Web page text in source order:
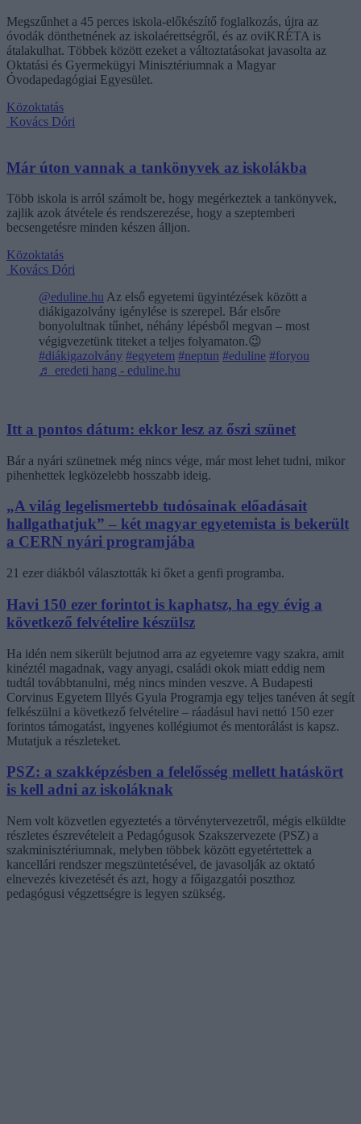
Megszűnhet a 45 perces iskola-előkészítő foglalkozás, újra az
óvodák dönthetnének az iskolaérettségről, és az oviKRÉTA is
átalakulhat. Többek között ezeket a változtatásokat javasolta az
Oktatási és Gyermekügyi Minisztériumnak a Magyar
Óvodapedagógiai Egyesület.
Közoktatás
Kovács Dóri
Már úton vannak a tankönyvek az iskolákba
Több iskola is arról számolt be, hogy megérkeztek a tankönyvek,
zajlik azok átvétele és rendszerezése, hogy a szeptemberi
becsengetésre minden készen álljon.
Közoktatás
Kovács Dóri
@eduline.hu Az első egyetemi ügyintézések között a
diákigazolvány igénylése is szerepel. Bár elsőre
bonyolultnak tűnhet, néhány lépésből megvan – most
végigvezetünk titeket a teljes folyamaton.😉
#diákigazolvány #egyetem #neptun #eduline #foryou
♬ eredeti hang - eduline.hu
Itt a pontos dátum: ekkor lesz az őszi szünet
Bár a nyári szünetnek még nincs vége, már most lehet tudni, mikor
pihenhettek legközelebb hosszabb ideig.
„A világ legelismertebb tudósainak előadásait
hallgathatjuk” – két magyar egyetemista is bekerült
a CERN nyári programjába
21 ezer diákból választották ki őket a genfi programba.
Havi 150 ezer forintot is kaphatsz, ha egy évig a
következő felvételire készülsz
Ha idén nem sikerült bejutnod arra az egyetemre vagy szakra, amit
kinéztél magadnak, vagy anyagi, családi okok miatt eddig nem
tudtál továbbtanulni, még nincs minden veszve. A Budapesti
Corvinus Egyetem Illyés Gyula Programja egy teljes tanéven át segít
felkészülni a következő felvételire – ráadásul havi nettó 150 ezer
forintos támogatást, ingyenes kollégiumot és mentorálást is kapsz.
Mutatjuk a részleteket.
PSZ: a szakképzésben a felelősség mellett hatáskört
is kell adni az iskoláknak
Nem volt közvetlen egyeztetés a törvénytervezetről, mégis elküldte
részletes észrevételeit a Pedagógusok Szakszervezete (PSZ) a
szakminisztériumnak, melyben többek között egyetértettek a
kancellári rendszer megszüntetésével, de javasolják az oktató
elnevezés kivezetését és azt, hogy a főigazgatói poszthoz
pedagógusi végzettségre is legyen szükség.